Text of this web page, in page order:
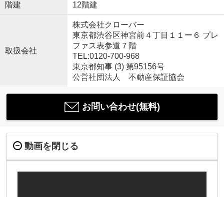
階建 12階建
取扱会社
株式会社クローバー
東京都渋谷区神宮前４丁目１１ー６ プレ
ファス表参道７階
TEL:0120-700-968
東京都知事 (3) 第95156号
公営社団法人 不動産保証協会
お問い合わせ(無料)
動画を閉じる